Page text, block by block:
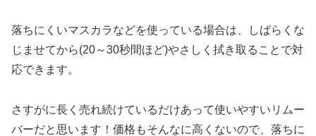
落ちにくいマスカラなどを使っている場合は、しばらくな
じませてから(20～30秒間ほど)やさしく拭き取ることで対
応できます。
さすがに長く売れ続けているだけあって使いやすいリムー
バーだと思います！価格もそんなに高くないので、落ちに